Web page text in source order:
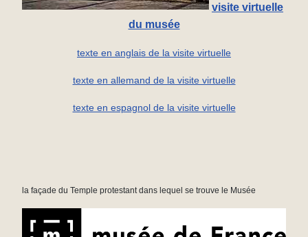
visite virtuelle
du musée
texte en anglais de la visite virtuelle
texte en allemand de la visite virtuelle
texte en espagnol de la visite virtuelle
la façade du Temple protestant dans lequel se trouve le Musée